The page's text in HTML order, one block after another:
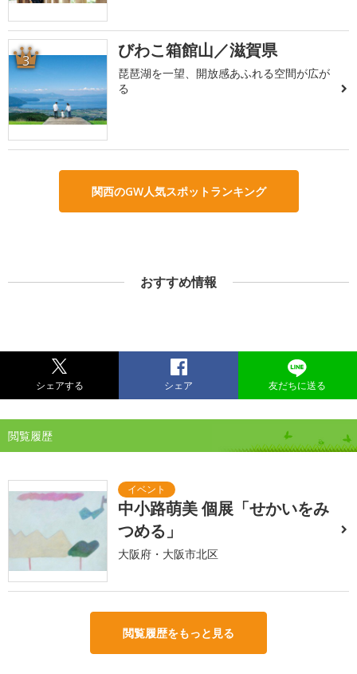
3 びわこ箱館山／滋賀県
琵琶湖を一望、開放感あふれる空間が広が
る
関西のGW人気スポットランキング
おすすめ情報
シェアする シェア 友だちに送る
閲覧履歴
中小路萌美 個展「せかいをみ
つめる」
大阪府・大阪市北区
閲覧履歴をもっと見る